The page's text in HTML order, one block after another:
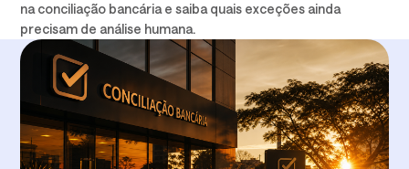
na conciliação bancária e saiba quais exceções ainda
precisam de análise humana.